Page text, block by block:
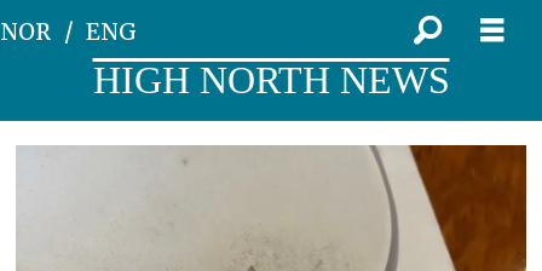
NOR ENG
HIGH NORTH NEWS
mineraler